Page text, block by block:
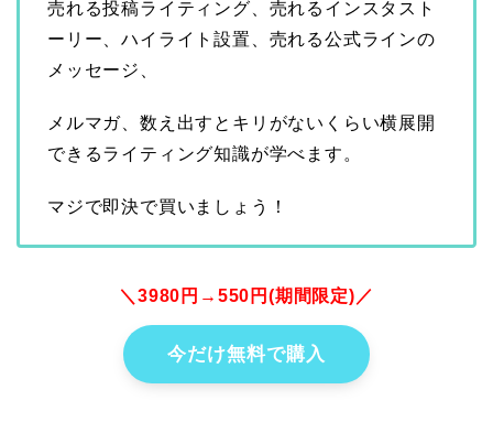
売れる投稿ライティング、売れるインスタスト
ーリー、ハイライト設置、売れる公式ラインの
メッセージ、
メルマガ、数え出すとキリがないくらい横展開
できるライティング知識が学べます。
マジで即決で買いましょう！
＼3980円→550円(期間限定)／
今だけ無料で購入